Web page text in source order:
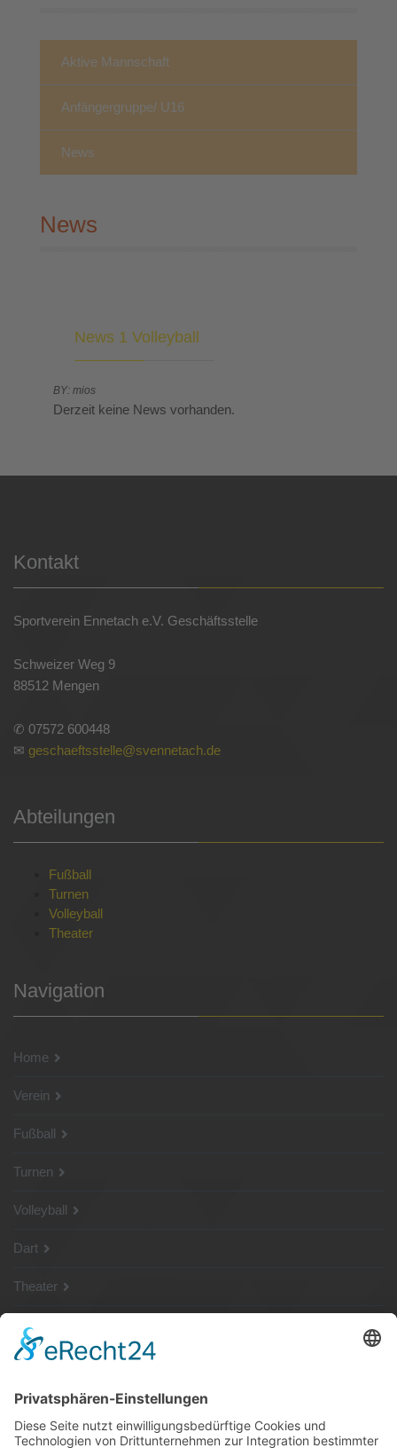
Aktive Mannschaft
Anfängergruppe/ U16
News
News
News 1 Volleyball
BY: mios
Derzeit keine News vorhanden.
Kontakt
Sportverein Ennetach e.V. Geschäftsstelle
Schweizer Weg 9
88512 Mengen
✆ 07572 600448
✉ geschaeftsstelle@svennetach.de
Abteilungen
Fußball
Turnen
Volleyball
Theater
Navigation
Home
Verein
Fußball
Turnen
Volleyball
Dart
Theater
SG Shop
Sponsoren
Kontakt